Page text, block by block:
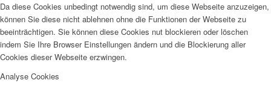
Da diese Cookies unbedingt notwendig sind, um diese Webseite anzuzeigen,
können Sie diese nicht ablehnen ohne die Funktionen der Webseite zu
beeinträchtigen. Sie können diese Cookies nut blockieren oder löschen
indem Sie Ihre Browser Einstellungen ändern und die Blockierung aller
Cookies dieser Webseite erzwingen.
Analyse Cookies